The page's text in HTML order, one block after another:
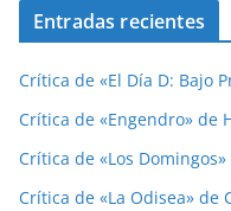
Entradas recientes
Crítica de «El Día D: Bajo
Crítica de «Engendro» de
Crítica de «Los
Crítica de «La Odisea» de